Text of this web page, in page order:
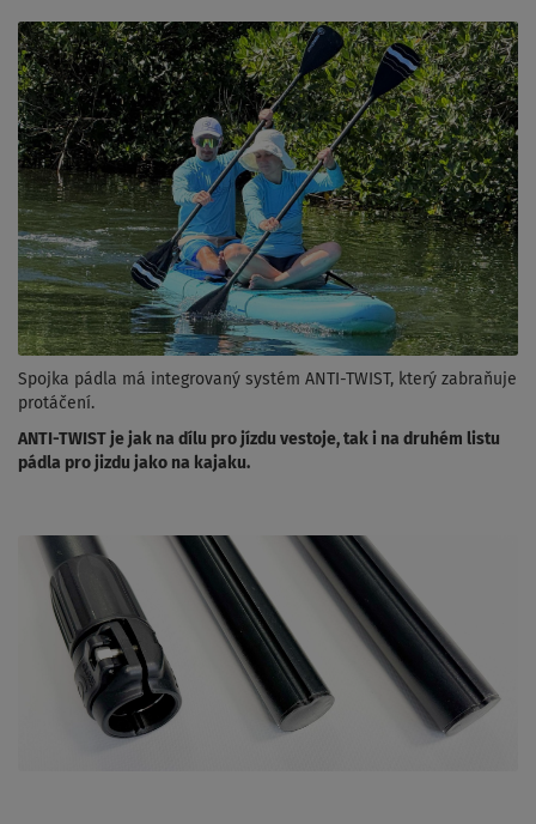
Spojka pádla má integrovaný systém ANTI-TWIST, který zabraňuje
protáčení.
ANTI-TWIST je jak na dílu pro jízdu vestoje, tak i na druhém listu
pádla pro jizdu jako na kajaku.